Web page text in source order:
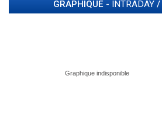
GRAPHIQUE - INTRADAY /